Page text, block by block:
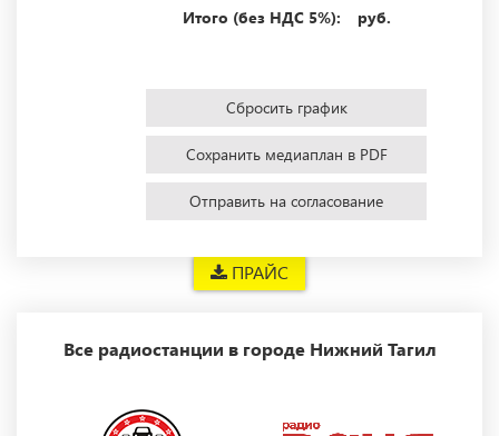
ПРАЙС
Итого (без НДС 5%):
руб.
Сбросить график
Сохранить медиаплан в PDF
Отправить на согласование
Все радиостанции в городе Нижний Тагил